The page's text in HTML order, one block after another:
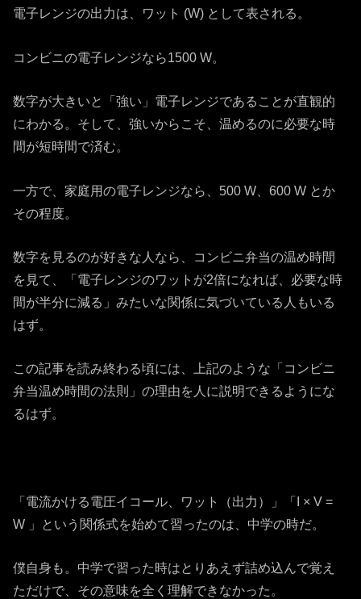
電子レンジの出力は、ワット (W) として表される。
コンビニの電子レンジなら1500 W。
数字が大きいと「強い」電子レンジであることが直観的
にわかる。そして、強いからこそ、温めるのに必要な時
間が短時間で済む。
一方で、家庭用の電子レンジなら、500 W、600 W とか
その程度。
数字を見るのが好きな人なら、コンビニ弁当の温め時間
を見て、「電子レンジのワットが2倍になれば、必要な時
間が半分に減る」みたいな関係に気づいている人もいる
はず。
この記事を読み終わる頃には、上記のような「コンビニ
弁当温め時間の法則」の理由を人に説明できるようにな
るはず。
「電流かける電圧イコール、ワット（出力）」「I × V =
W 」という関係式を始めて習ったのは、中学の時だ。
僕自身も。中学で習った時はとりあえず詰め込んで覚え
ただけで、その意味を全く理解できなかった。